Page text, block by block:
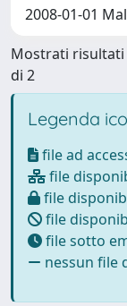
2008-01-01
Mostrati risultati
di 2
Legenda
file ad
file
file
file
file sotto
nessun file